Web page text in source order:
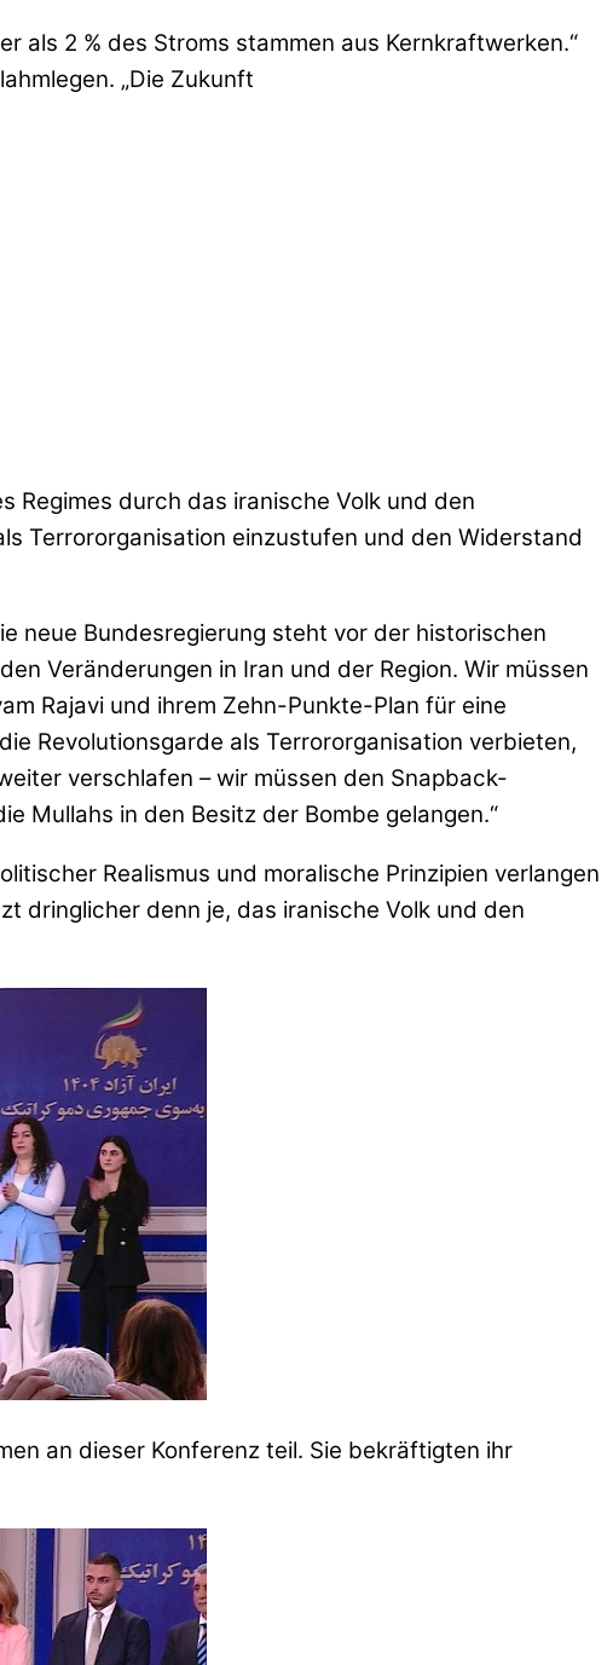
als 2 % des Stroms stammen aus Kernkraftwerken.“
„Die Zukunft
Regimes durch das iranische Volk und den
Terrororganisation einzustufen und den Widerstand
neue Bundesregierung steht vor der historischen
Veränderungen in Iran und der Region. Wir müssen
Rajavi und ihrem Zehn-Punkte-Plan für eine
Revolutionsgarde als Terrororganisation verbieten,
verschlafen – wir müssen den Snapback-
Mullahs in den Besitz der Bombe gelangen.“
Realismus und moralische Prinzipien verlangen
dringlicher denn je, das iranische Volk und den
an dieser Konferenz teil. Sie bekräftigten ihr